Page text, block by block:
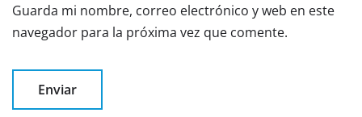
Guarda mi nombre, correo electrónico y web en este
navegador para la próxima vez que comente.